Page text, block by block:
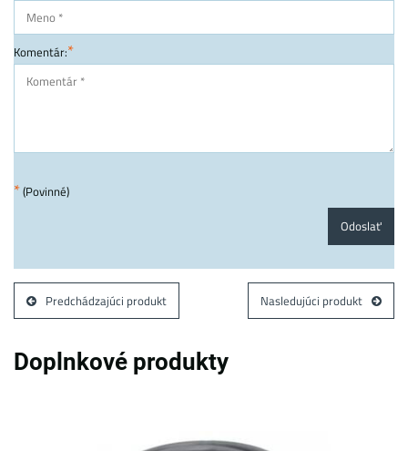
Komentár:*
*(Povinné)
Odoslať
Predchádzajúci produkt Nasledujúci produkt
Doplnkové produkty